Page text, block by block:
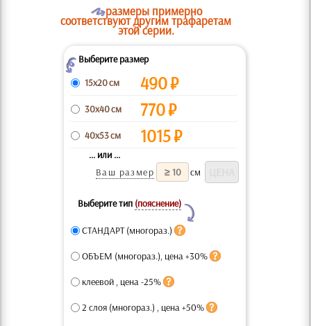
Oразмеры примерно
соответствуют другим трафаретам
этой серии.
ZВыберите размер
15x20 см
490₽
30x40 см 770₽
40x53 см 1015₽
... или ...
Ваш размер
см
Выберите тип (пояснение)
Y
СТАНДАРТ (многораз.)
ОБЪЕМ (многораз.), цена +30%
клеевой , цена -25%
2 слоя (многораз.) , цена +50%